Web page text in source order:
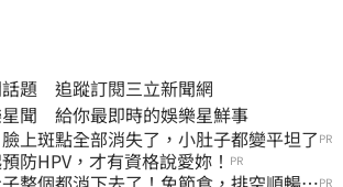
題 追蹤訂閱三立新聞網
聞 給你最即時的娛樂星鮮事
上斑點全部消失了，小肚子都變平坦了 PR
防HPV，才有資格說愛妳！ PR
PR